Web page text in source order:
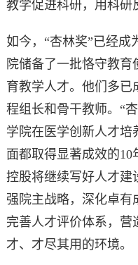
教学促进科研，用科研
如今，“杏林奖”已经成
院储备了一批恪守教
育教学人才。他们多已
程组长和骨干教师。“
学院在医学创新人才培
面都取得显著成效的
控股将继续写好人才建
强院主战略，深化卓有
完善人才评价体系，营
才、才尽其用的环境。